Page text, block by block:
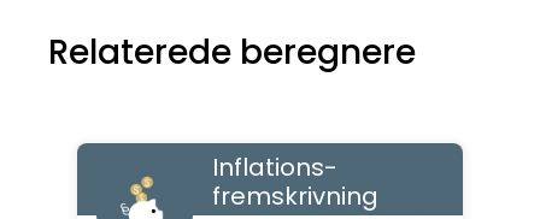
Relaterede beregnere
Inflations-
fremskrivning